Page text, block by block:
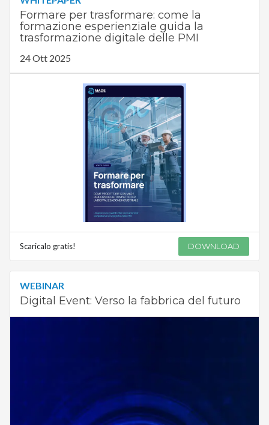
Formare per trasformare: come la
formazione esperienziale guida la
trasformazione digitale delle PMI
24 Ott 2025
Scaricalo gratis! DOWNLOAD
WEBINAR
Digital Event: Verso la fabbrica del futuro